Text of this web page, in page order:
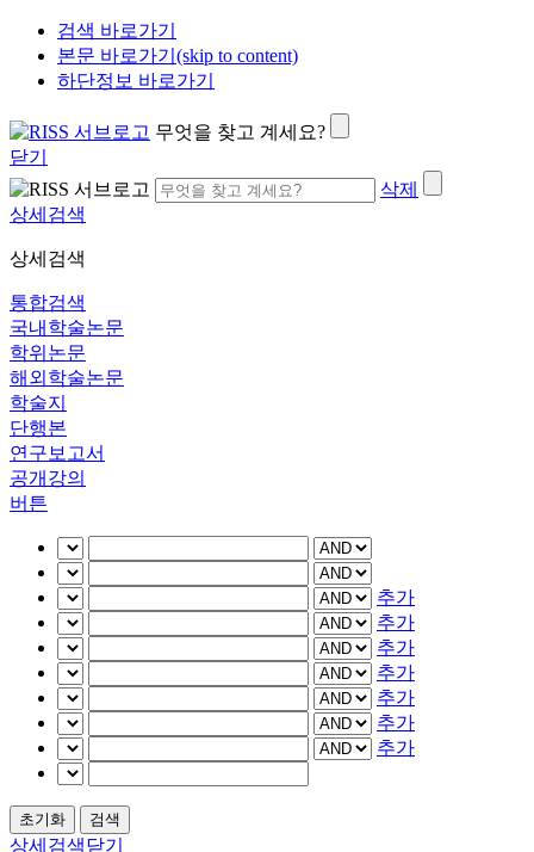
검색 바로가기
본문 바로가기(skip to content)
하단정보 바로가기
무엇을 찾고 계세요?
닫기
삭제
상세검색
상세검색
통합검색
국내학술논문
학위논문
해외학술논문
학술지
단행본
연구보고서
공개강의
버튼
추가
추가
추가
추가
추가
추가
추가
상세검색닫기